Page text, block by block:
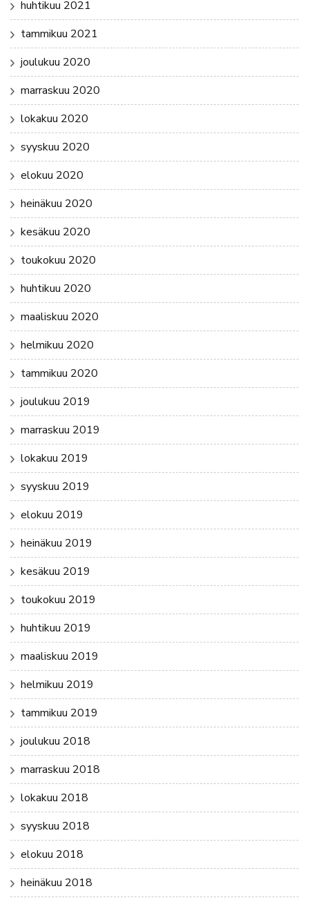
huhtikuu 2021
tammikuu 2021
joulukuu 2020
marraskuu 2020
lokakuu 2020
syyskuu 2020
elokuu 2020
heinäkuu 2020
kesäkuu 2020
toukokuu 2020
huhtikuu 2020
maaliskuu 2020
helmikuu 2020
tammikuu 2020
joulukuu 2019
marraskuu 2019
lokakuu 2019
syyskuu 2019
elokuu 2019
heinäkuu 2019
kesäkuu 2019
toukokuu 2019
huhtikuu 2019
maaliskuu 2019
helmikuu 2019
tammikuu 2019
joulukuu 2018
marraskuu 2018
lokakuu 2018
syyskuu 2018
elokuu 2018
heinäkuu 2018